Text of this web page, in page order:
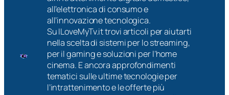
all’elettronica di consumo e
all’innovazione tecnologica.
Su ILoveMyTv.it trovi articoli per aiutarti
nella scelta di sistemi per lo streaming,
per il gaming e soluzioni per l’home
cinema. E ancora approfondimenti
tematici sulle ultime tecnologie per
l’intrattenimento e le offerte più